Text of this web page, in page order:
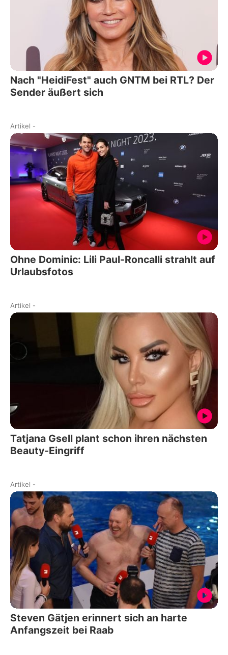
Nach "HeidiFest" auch GNTM bei RTL? Der
Sender äußert sich
Artikel -
Ohne Dominic: Lili Paul-Roncalli strahlt auf
Urlaubsfotos
Artikel -
Tatjana Gsell plant schon ihren nächsten
Beauty-Eingriff
Artikel -
Steven Gätjen erinnert sich an harte
Anfangszeit bei Raab